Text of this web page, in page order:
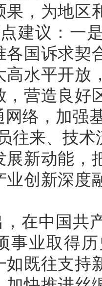
果，为地区
建议：一
各国诉求契
高水平开放
，营造良好
络，加强
往来、技
展新动能，
业创新深度
在中国共
事业取得
如既往支持